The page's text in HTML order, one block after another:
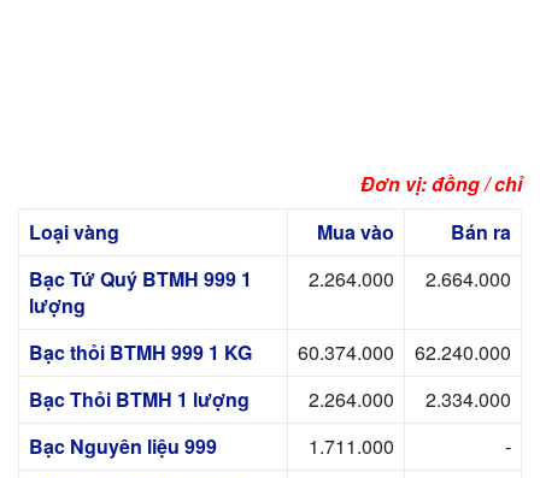
Đơn vị: đồng / chỉ
Loại vàng
Mua vào
Bán ra
Bạc Tứ Quý BTMH 999 1
lượng
2.264.000 2.664.000
Bạc thỏi BTMH 999 1 KG 60.374.000
62.240.000
Bạc Thỏi BTMH 1 lượng
2.264.000
2.334.000
Bạc Nguyên liệu 999
1.711.000
-